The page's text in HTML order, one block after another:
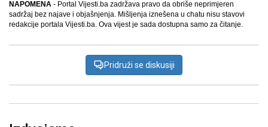
NAPOMENA - Portal Vijesti.ba zadržava pravo da obriše neprimjeren
sadržaj bez najave i objašnjenja. Mišljenja iznešena u chatu nisu stavovi
redakcije portala Vijesti.ba. Ova vijest je sada dostupna samo za čitanje.
Pridruži se diskusiji